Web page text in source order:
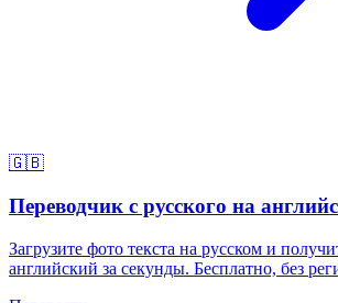
🇬🇧
Переводчик с русского на
Загрузите фото текста на русском и
английский за секунды. Бесплатно, без